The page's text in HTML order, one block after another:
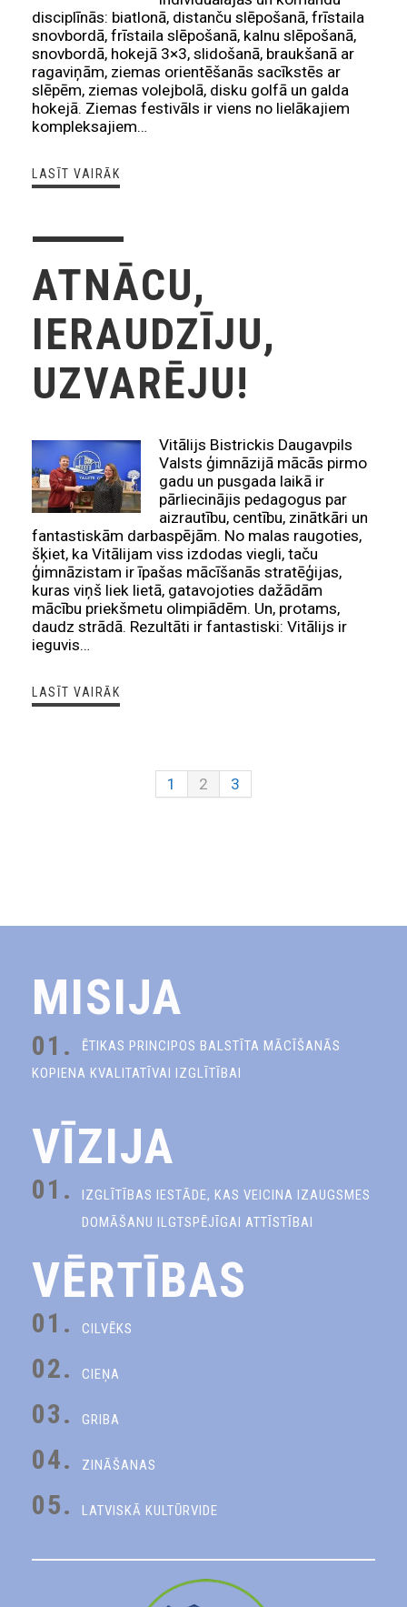
disciplīnās: biatlonā, distanču slēpošanā, frīstaila
snovbordā, frīstaila slēpošanā, kalnu slēpošanā,
snovbordā, hokejā 3×3, slidošanā, braukšanā ar
ragaviņām, ziemas orientēšanās sacīkstēs ar
slēpēm, ziemas volejbolā, disku golfā un galda
hokejā. Ziemas festivāls ir viens no lielākajiem
kompleksajiem…
LASĪT VAIRĀK
ATNĀCU,
IERAUDZĪJU,
UZVARĒJU!
Vitālijs Bistrickis Daugavpils
Valsts ģimnāzijā mācās pirmo
gadu un pusgada laikā ir
pārliecinājis pedagogus par
aizrautību, centību, zinātkāri un
fantastiskām darbaspējām. No malas raugoties,
šķiet, ka Vitālijam viss izdodas viegli, taču
ģimnāzistam ir īpašas mācīšanās stratēģijas,
kuras viņš liek lietā, gatavojoties dažādām
mācību priekšmetu olimpiādēm. Un, protams,
daudz strādā. Rezultāti ir fantastiski: Vitālijs ir
ieguvis…
LASĪT VAIRĀK
1 2 3
MISIJA
01.
ĒTIKAS PRINCIPOS BALSTĪTA MĀCĪŠANĀS
KOPIENA KVALITATĪVAI IZGLĪTĪBAI
VĪZIJA
01.
IZGLĪTĪBAS IESTĀDE, KAS VEICINA IZAUGSMES
DOMĀŠANU ILGTSPĒJĪGAI ATTĪSTĪBAI
VĒRTĪBAS
01. CILVĒKS
02. CIEŅA
03. GRIBA
04. ZINĀŠANAS
05. LATVISKĀ KULTŪRVIDE